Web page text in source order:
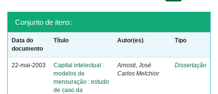
Conjunto de itens:
Data do
documento
Título Autor(es) Tipo
22-mai-2003
Capital intelectual :
modelos de
mensuração : estudo
de caso da
Arnosti, José
Carlos Melchior
Dissertação